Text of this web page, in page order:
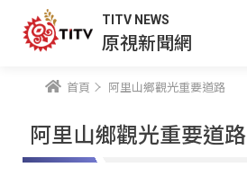
TITV NEWS
原視新聞網
首頁 阿里山鄉觀光重要道路
阿里山鄉觀光重要道路